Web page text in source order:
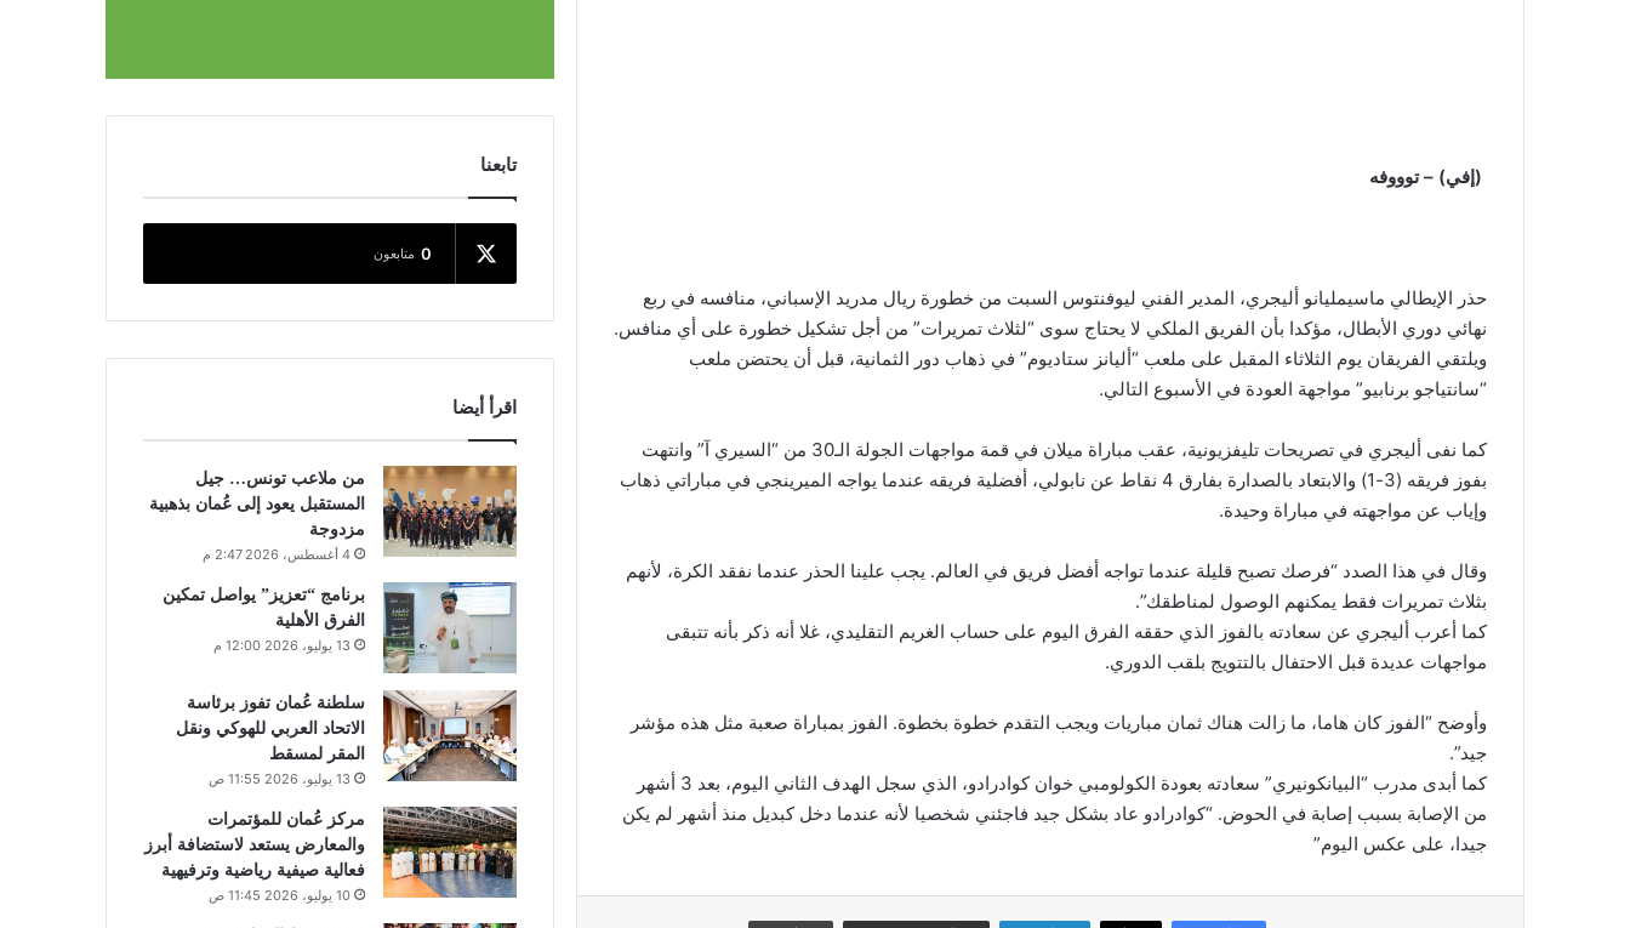
(إفي) – توووفه
حذر الإيطالي ماسيمليانو أليجري، المدير الفني ليوفنتوس السبت من خطورة ريال مدريد الإسباني، منافسه في ربع
نهائي دوري الأبطال، مؤكدا بأن الفريق الملكي لا يحتاج سوى “لثلاث تمريرات” من أجل تشكيل خطورة على أي منافس.
ويلتقي الفريقان يوم الثلاثاء المقبل على ملعب “أليانز ستاديوم” في ذهاب دور الثمانية، قبل أن يحتضن ملعب
“سانتياجو برنابيو” مواجهة العودة في الأسبوع التالي.
كما نفى أليجري في تصريحات تليفزيونية، عقب مباراة ميلان في قمة مواجهات الجولة الـ30 من “السيري آ” وانتهت
بفوز فريقه (3-1) والابتعاد بالصدارة بفارق 4 نقاط عن نابولي، أفضلية فريقه عندما يواجه الميرينجي في مباراتي ذهاب
وإياب عن مواجهته في مباراة وحيدة.
وقال في هذا الصدد “فرصك تصبح قليلة عندما تواجه أفضل فريق في العالم. يجب علينا الحذر عندما نفقد الكرة، لأنهم
بثلاث تمريرات فقط يمكنهم الوصول لمناطقك”.
كما أعرب أليجري عن سعادته بالفوز الذي حققه الفرق اليوم على حساب الغريم التقليدي، غلا أنه ذكر بأنه تتبقى
مواجهات عديدة قبل الاحتفال بالتتويج بلقب الدوري.
وأوضح “الفوز كان هاما، ما زالت هناك ثمان مباريات ويجب التقدم خطوة بخطوة. الفوز بمباراة صعبة مثل هذه مؤشر
جيد”.
كما أبدى مدرب “البيانكونيري” سعادته بعودة الكولومبي خوان كوادرادو، الذي سجل الهدف الثاني اليوم، بعد 3 أشهر
من الإصابة بسبب إصابة في الحوض. “كوادرادو عاد بشكل جيد فاجئني شخصيا لأنه عندما دخل كبديل منذ أشهر لم يكن
جيدا، على عكس اليوم”
تابعنا
0 متابعون
اقرأ أيضا
من ملاعب تونس… جيل
المستقبل يعود إلى عُمان بذهبية
مزدوجة
4 أغسطس، 2026 2:47 م
برنامج “تعزيز” يواصل تمكين
الفرق الأهلية
13 يوليو، 2026 12:00 م
سلطنة عُمان تفوز برئاسة
الاتحاد العربي للهوكي ونقل
المقر لمسقط
13 يوليو، 2026 11:55 ص
مركز عُمان للمؤتمرات
والمعارض يستعد لاستضافة أبرز
فعالية صيفية رياضية وترفيهية
10 يوليو، 2026 11:45 ص